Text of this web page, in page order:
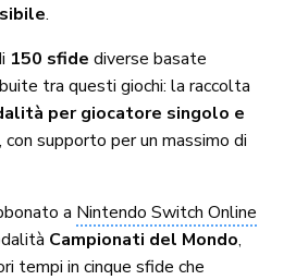
.
150 sfide diverse basate
tra questi giochi: la raccolta
per giocatore singolo e
, con supporto per un massimo di
a Nintendo Switch Online
Campionati del Mondo,
tempi in cinque sfide che